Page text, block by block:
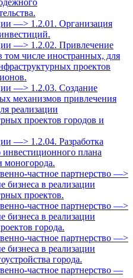
—> 1.2.01. Организация
—> 1.2.02. Привлечение
том числе иностранных, для
проектов
—> 1.2.03. Создание
механизмов привлечения
реализации
проектов городов и
—> 1.2.04. Разработка
инвестиционного плана
моногорода.
частное партнерство —>
бизнеса в реализации
проектов.
частное партнерство —>
бизнеса в реализации
города.
частное партнерство —>
бизнеса в реализации
города.
частное партнерство —